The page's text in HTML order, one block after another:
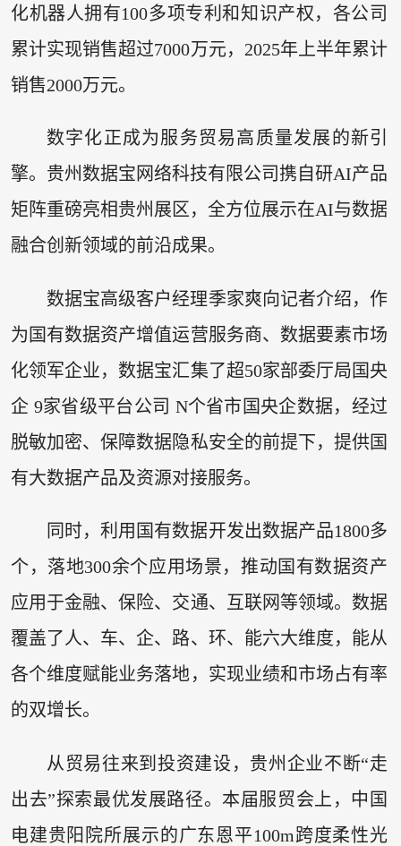
化机器人拥有100多项专利和知识产权，各公司
累计实现销售超过7000万元，2025年上半年累计
销售2000万元。
数字化正成为服务贸易高质量发展的新引
擎。贵州数据宝网络科技有限公司携自研AI产品
矩阵重磅亮相贵州展区，全方位展示在AI与数据
融合创新领域的前沿成果。
数据宝高级客户经理季家爽向记者介绍，作
为国有数据资产增值运营服务商、数据要素市场
化领军企业，数据宝汇集了超50家部委厅局国央
企 9家省级平台公司 N个省市国央企数据，经过
脱敏加密、保障数据隐私安全的前提下，提供国
有大数据产品及资源对接服务。
同时，利用国有数据开发出数据产品1800多
个，落地300余个应用场景，推动国有数据资产
应用于金融、保险、交通、互联网等领域。数据
覆盖了人、车、企、路、环、能六大维度，能从
各个维度赋能业务落地，实现业绩和市场占有率
的双增长。
从贸易往来到投资建设，贵州企业不断“走
出去”探索最优发展路径。本届服贸会上，中国
电建贵阳院所展示的广东恩平100m跨度柔性光